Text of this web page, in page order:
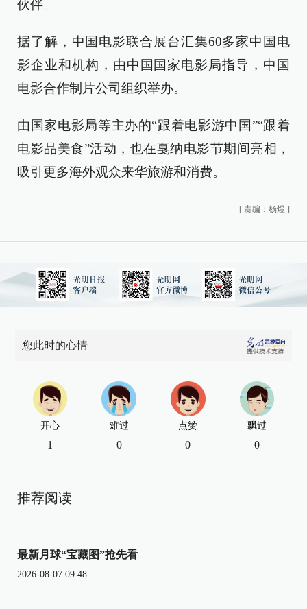
伙伴。
据了解，中国电影联合展台汇集60多家中国电
影企业和机构，由中国国家电影局指导，中国
电影合作制片公司组织举办。
由国家电影局等主办的“跟着电影游中国”“跟着
电影品美食”活动，也在戛纳电影节期间亮相，
吸引更多海外观众来华旅游和消费。
[ 责编：杨煜 ]
您此时的心情
开心
1
难过
0
点赞
0
飘过
0
推荐阅读
最新月球“宝藏图”抢先看
2026-08-07 09:48